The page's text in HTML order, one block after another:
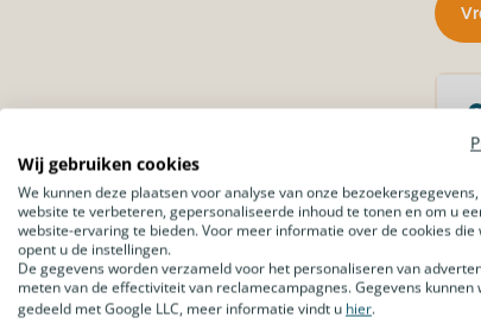
Wij gebruiken cookies
We kunnen deze plaatsen voor analyse van onze
website te verbeteren, gepersonaliseerde inhoud te tonen en om u
website-ervaring te bieden. Voor meer informatie over de cookies die
opent u de instellingen.
De gegevens worden verzameld voor het personaliseren van
meten van de effectiviteit van reclamecampagnes. Gegevens kunnen
gedeeld met Google LLC, meer informatie vindt u hier.